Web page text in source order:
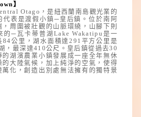
】
Otago，是紐西蘭南島觀光業的
代表是渡假小鎮─皇后鎮。位於南阿
周圍被壯觀的山脈環繞，山腳下則
的─ 瓦卡蒂普湖 Lake Wakatipu是一
84公里，湖水面積達291平方公里是
，最深達410公尺。皇后鎮從過去30
的湖濱農業小鎮發展成一座全年無休
的大陸氣候，加上純淨的空氣，使得
萬化，創造出別處無法擁有的獨特景